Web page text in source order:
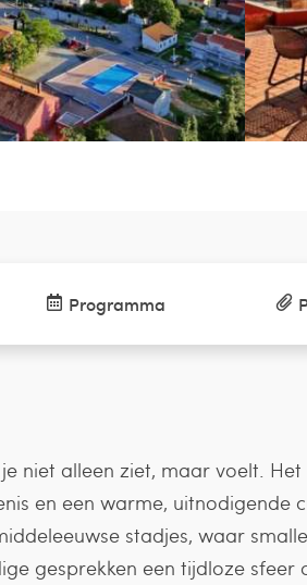
niet alleen ziet, maar voelt.
en een warme, uitnodigende
stadjes, waar
gesprekken een tijdloze sfeer
Programma